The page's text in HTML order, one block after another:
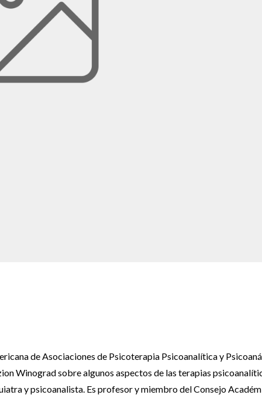
de Asociaciones de Psicoterapia Psicoanalítica y
Winograd sobre algunos aspectos de las terapias
y psicoanalista. Es profesor y miembro del Consejo